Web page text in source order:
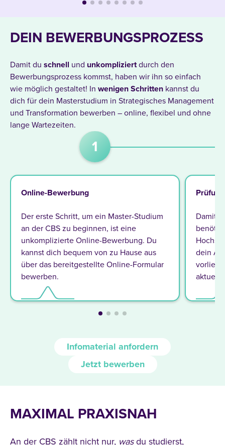
DEIN BEWERBUNGSPROZESS
Damit du schnell und unkompliziertdurch den
Bewerbungsprozess kommst, haben wir ihn so einfach
wie möglich gestaltet! In wenigen Schritten kannst du
dich für dein Masterstudium in Strategisches Management
und Transformation bewerben – online, flexibel und ohne
lange Wartezeiten.
1
Online-Bewerbung
Der erste Schritt, um ein Master-Studium
an der CBS zu beginnen, ist eine
unkomplizierte Online-Bewerbung. Du
kannst dich bequem von zu Hause aus
über das bereitgestellte Online-Formular
bewerben.
Prüfung
Damit
dein
Infomaterial anfordern
Jetzt bewerben
MAXIMAL PRAXISNAH
An der CBS zählt nicht nur, wasdu studierst,